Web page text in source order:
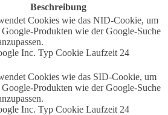
Beschreibung
Cookies wie das NID-Cookie, um
Produkten wie der Google-Suche
Inc. Typ Cookie Laufzeit 24
Cookies wie das SID-Cookie, um
Produkten wie der Google-Suche
Inc. Typ Cookie Laufzeit 24